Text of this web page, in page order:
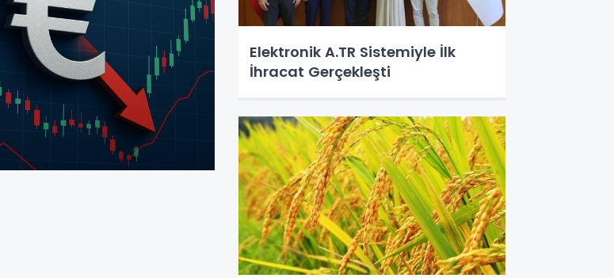
Elektronik A.TR Sistemiyle İlk
İhracat Gerçekleşti